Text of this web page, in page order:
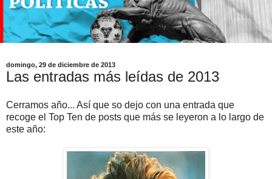
domingo, 29 de diciembre de 2013
Las entradas más leídas de 2013
Cerramos año... Así que so dejo con una entrada que
recoge el Top Ten de posts que más se leyeron a lo largo de
este año: